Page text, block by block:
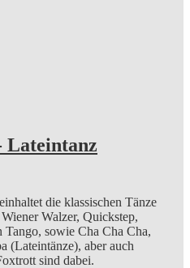
Lateintanz
die klassischen Tänze
Walzer, Quickstep,
sowie Cha Cha Cha,
(Lateintänze), aber auch
sind dabei.